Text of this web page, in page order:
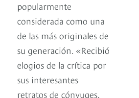
popularmente
considerada como una
de las más originales de
su generación. «Recibió
elogios de la crítica por
sus interesantes
retratos de cónyuges,